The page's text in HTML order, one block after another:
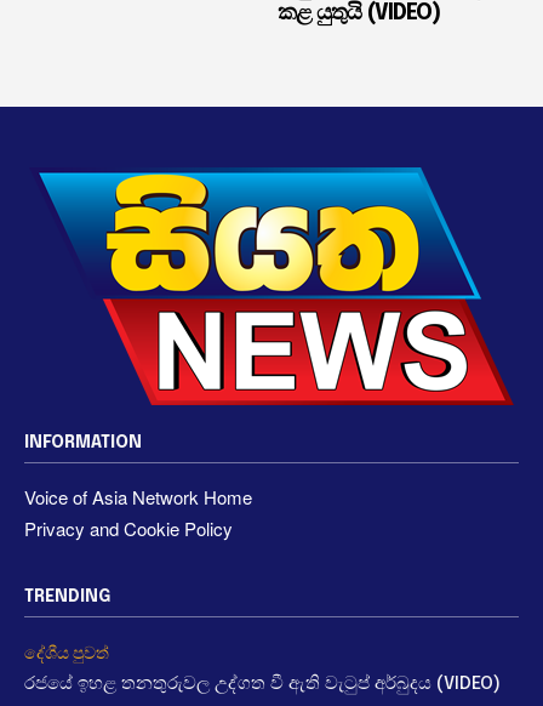
කළ යුතුයි (VIDEO)
INFORMATION
Voice of Asia Network Home
Privacy and Cookie Policy
TRENDING
දේශීය පුවත්
රජයේ ඉහළ තනතුරුවල උද්ගත වී ඇති වැටුප් අර්බුදය (VIDEO)